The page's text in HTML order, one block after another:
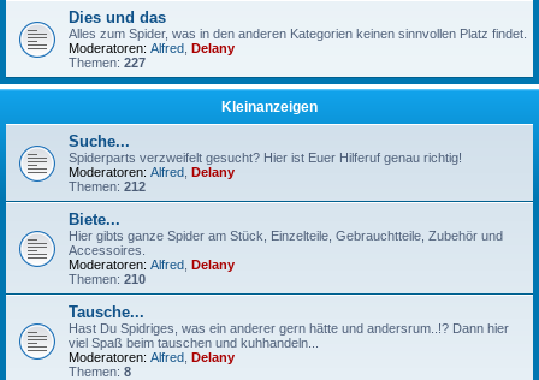
Dies und das
Alles zum Spider, was in den anderen Kategorien keinen sinnvollen Platz findet.
Moderatoren: Alfred Delany
Themen: 227
Kleinanzeigen
Suche...
Spiderparts verzweifelt gesucht? Hier ist Euer Hilferuf genau richtig!
Moderatoren: Alfred Delany
Themen: 212
Biete...
Hier gibts ganze Spider am Stück, Einzelteile, Gebrauchtteile, Zubehör und
Accessoires.
Moderatoren: Alfred Delany
Themen: 210
Tausche...
Hast Du Spidriges, was ein anderer gern hätte und andersrum..!? Dann hier
viel Spaß beim tauschen und kuhhandeln...
Moderatoren: Alfred Delany
Themen: 8